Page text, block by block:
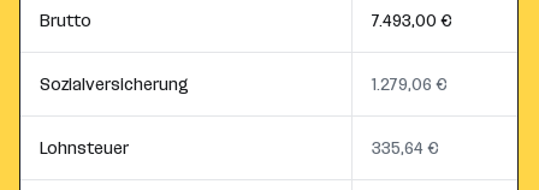
Brutto 7.493,00 €
Sozialversicherung 1.279,06 €
Lohnsteuer 335,64 €